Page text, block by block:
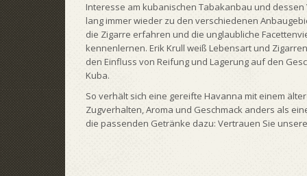
Interesse am kubanischen Tabakanbau und
lang immer wieder zu den verschiedenen
die Zigarre erfahren und die unglaubliche
kennenlernen. Erik Krull weiß Lebensart und
den Einfluss von Reifung und Lagerung auf den
Kuba.
So verhält sich eine gereifte Havanna mit einem
Zugverhalten, Aroma und Geschmack anders als
die passenden Getränke dazu: Vertrauen Sie